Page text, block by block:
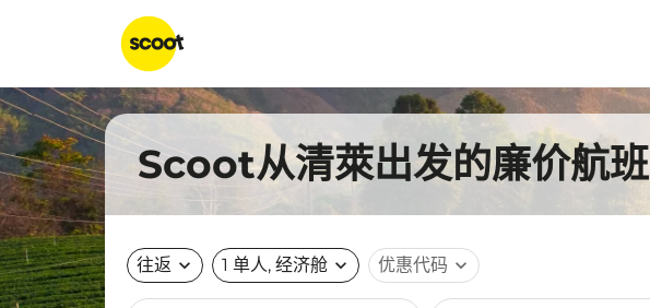
Scoot从清萊出发的廉价航班
往返 expand_more 1 单人, 经济舱 expand_more 优惠代码 expand_more